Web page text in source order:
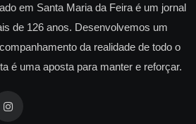
em Santa Maria da Feira é um jornal
de 126 anos. Desenvolvemos um
da realidade de todo o
é uma aposta para manter e reforçar.